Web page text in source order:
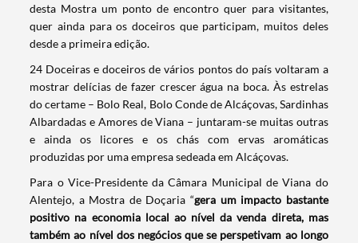
desta Mostra um ponto de encontro quer para visitantes,
quer ainda para os doceiros que participam, muitos deles
desde a primeira edição.
24 Doceiras e doceiros de vários pontos do país voltaram a
mostrar delícias de fazer crescer água na boca. Às estrelas
do certame – Bolo Real, Bolo Conde de Alcáçovas, Sardinhas
Albardadas e Amores de Viana – juntaram-se muitas outras
e ainda os licores e os chás com ervas aromáticas
produzidas por uma empresa sedeada em Alcáçovas.
Para o Vice-Presidente da Câmara Municipal de Viana do
Alentejo, a Mostra de Doçaria “gera um impacto bastante
positivo na economia local ao nível da venda direta, mas
também ao nível dos negócios que se perspetivam ao longo